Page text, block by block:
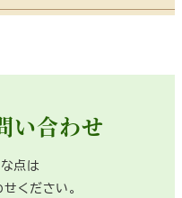
い合わせ
点は
ください。